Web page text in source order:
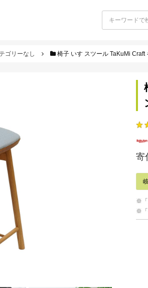
ゴリーなし 椅子 いす スツール TaKuMi
寄
※「
※「